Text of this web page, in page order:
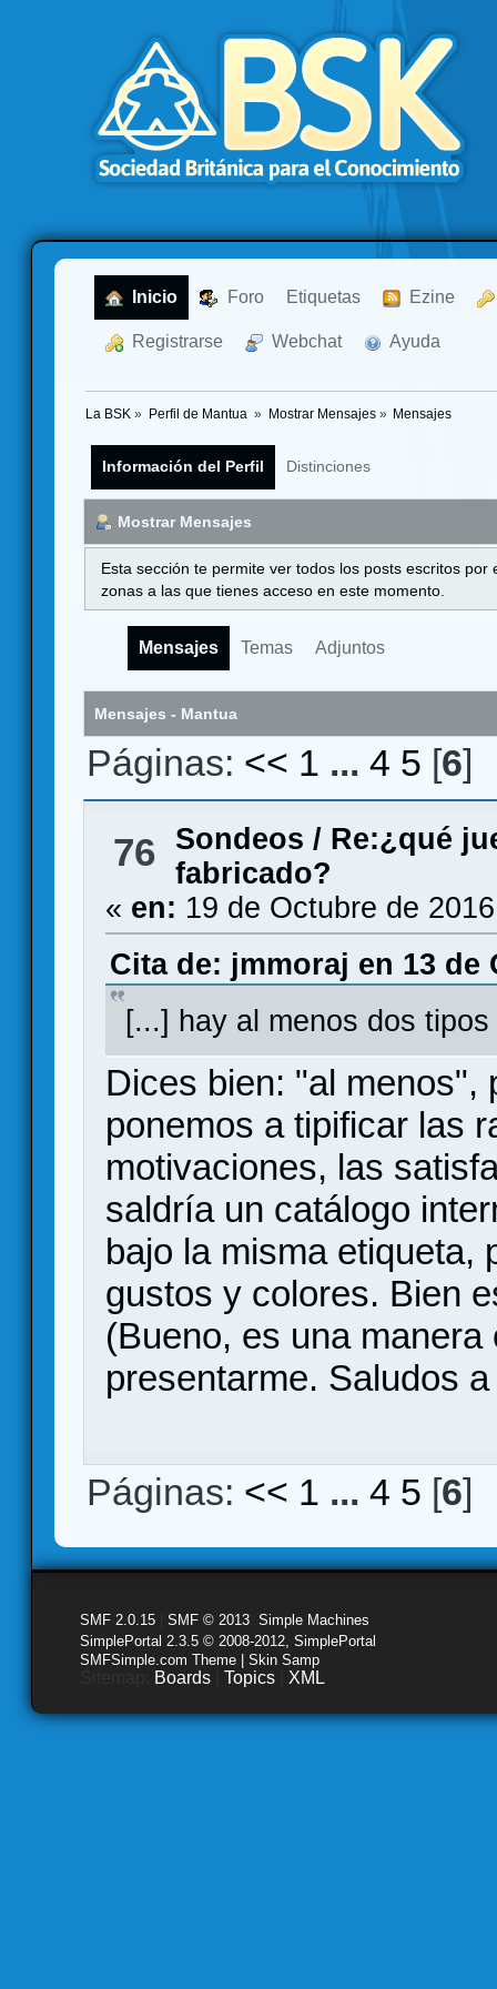
Inicio Foro Etiquetas Ezine
Registrarse Webchat Ayuda
La BSK » Perfil de Mantua » Mostrar Mensajes» Mensajes
Información del Perfil Distinciones
Mostrar Mensajes
Esta sección te permite ver todos los posts escritos
zonas a las que tienes acceso en este momento.
Mensajes Temas Adjuntos
Mensajes - Mantua
Páginas: << 1 ...4 5 [6]
76 Sondeos / Re:¿qué
fabricado?
« en: 19 de Octubre de
Cita de: jmmoraj en 13 de
[...] hay al menos dos
Dices bien: "al menos",
ponemos a tipificar las
motivaciones, las
saldría un catálogo
bajo la misma etiqueta,
gustos y colores. Bien
(Bueno, es una
presentarme. Saludos
Páginas: << 1 ...4 5 [6]
SMF 2.0.15 SMF © 2013 Simple Machines
SimplePortal 2.3.5 © 2008-2012, SimplePortal
SMFSimple.com Theme | Skin Samp
Boards Topics XML